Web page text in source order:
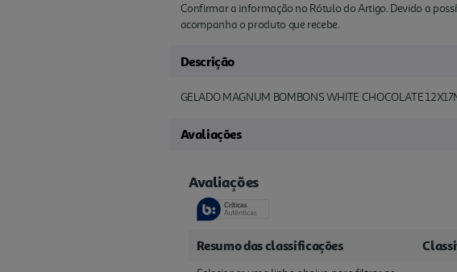
Confirmar a informação no Rótulo do Artigo. Devido a
acompanha o produto que recebe.
Descrição
GELADO MAGNUM BOMBONS WHITE CHOCOLATE
Avaliações